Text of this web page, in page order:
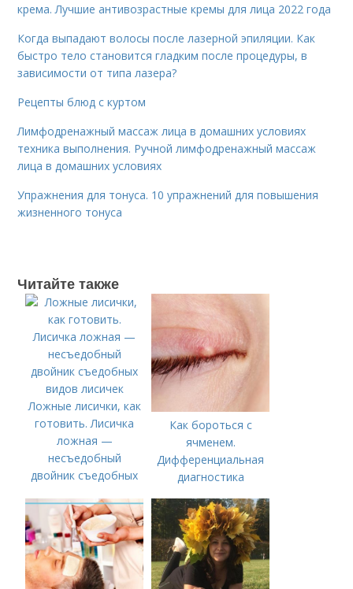
крема. Лучшие антивозрастные кремы для лица 2022 года
Когда выпадают волосы после лазерной эпиляции. Как
быстро тело становится гладким после процедуры, в
зависимости от типа лазера?
Рецепты блюд с куртом
Лимфодренажный массаж лица в домашних условиях
техника выполнения. Ручной лимфодренажный массаж
лица в домашних условиях
Упражнения для тонуса. 10 упражнений для повышения
жизненного тонуса
Читайте также
Ложные лисички, как
готовить. Лисичка
ложная —
несъедобный
двойник съедобных
Как бороться с
ячменем.
Дифференциальная
диагностика